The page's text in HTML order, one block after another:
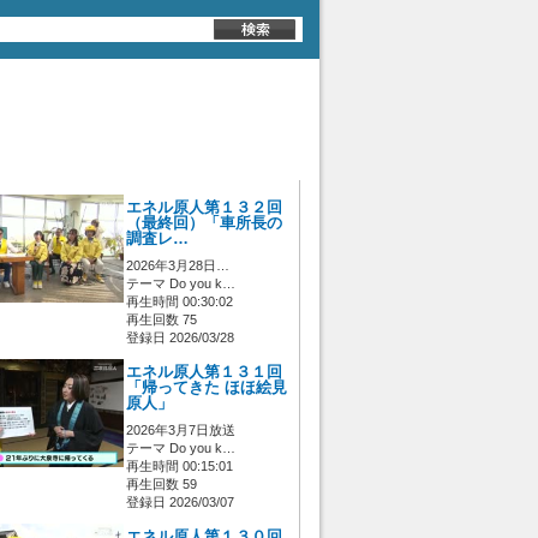
エネル原人第１３２回
（最終回）「車所長の
調査レ…
2026年3月28日…
テーマ Do you k…
再生時間 00:30:02
再生回数 75
登録日 2026/03/28
エネル原人第１３１回
「帰ってきた ほほ絵見
原人」
2026年3月7日放送
テーマ Do you k…
再生時間 00:15:01
再生回数 59
登録日 2026/03/07